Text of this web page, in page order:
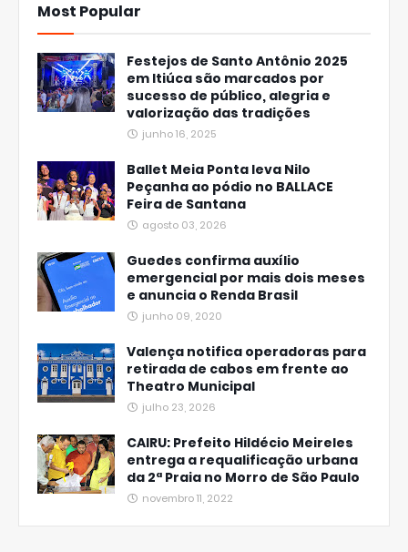
Most Popular
Festejos de Santo Antônio 2025
em Itiúca são marcados por
sucesso de público, alegria e
valorização das tradições
junho 16, 2025
Ballet Meia Ponta leva Nilo
Peçanha ao pódio no BALLACE
Feira de Santana
agosto 03, 2026
Guedes confirma auxílio
emergencial por mais dois meses
e anuncia o Renda Brasil
junho 09, 2020
Valença notifica operadoras para
retirada de cabos em frente ao
Theatro Municipal
julho 23, 2026
CAIRU: Prefeito Hildécio Meireles
entrega a requalificação urbana
da 2ª Praia no Morro de São Paulo
novembro 11, 2022